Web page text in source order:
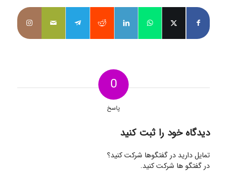
0
پاسخ
دیدگاه خود را ثبت کنید
تمایل دارید در گفتگوها شرکت کنید؟
در گفتگو ها شرکت کنید.